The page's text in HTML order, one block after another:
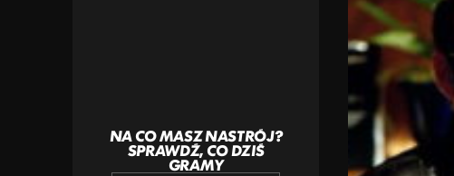
NA CO MASZ NASTRÓJ?
SPRAWDŹ, CO DZIŚ
GRAMY